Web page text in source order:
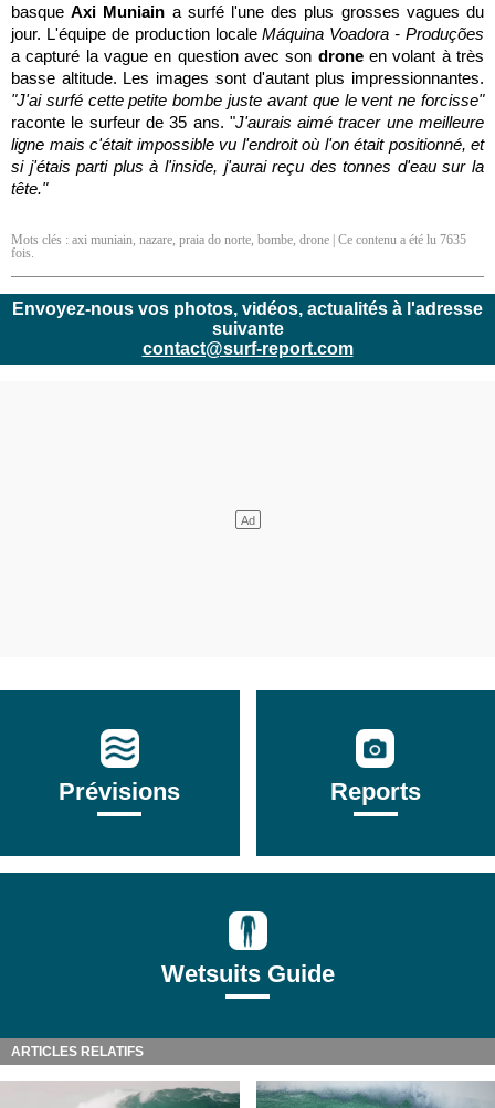
basqueAxi Muniain a surfé l'une des plus grosses vagues du
jour. L'équipe de production localeMáquina Voadora - Produções
a capturé la vague en question avec son droneen volant à très
basse altitude. Les images sont d'autant plus impressionnantes.
"J'ai surfé cette petite bombe juste avant que le vent ne forcisse"
raconte le surfeur de 35 ans. "J'aurais aimé tracer une meilleure
ligne mais c'était impossible vu l'endroit où l'on était positionné, et
si j'étais parti plus à l'inside, j'aurai reçu des tonnes d'eau sur la
tête."
Mots clés : axi muniain, nazare, praia do norte, bombe, drone | Ce contenu a été lu 7635
fois.
Envoyez-nous vos photos, vidéos, actualités à l'adresse
suivante
contact@surf-report.com
Prévisions Reports
Wetsuits Guide
ARTICLES RELATIFS